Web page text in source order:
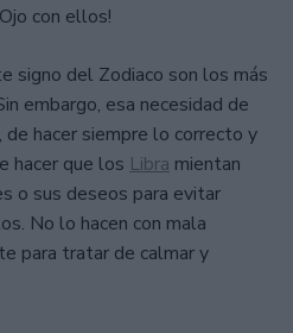
con ellos!
signo del Zodiaco son los más
embargo, esa necesidad de
hacer siempre lo correcto y
hacer que los Libra mientan
o sus deseos para evitar
No lo hacen con mala
para tratar de calmar y